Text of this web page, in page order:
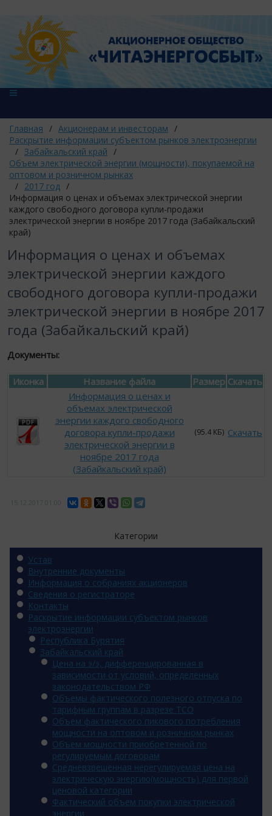
Главная / Акционерам и инвесторам /
Раскрытие информации субъектом рынков электроэнергии
/ Забайкальский край /
Объем электрической энергии (мощности), покупаемой на
оптовом и розничном рынках
/ 2017 год /
Информация о ценах и объемах электрической энергии
каждого свободного договора купли-продажи
электрической энергии в ноябре 2017 года (Забайкальский
край)
Информация о ценах и объемах
электрической энергии каждого
свободного договора купли-продажи
электрической энергии в ноябре 2017
года (Забайкальский край)
Документы:
Иконка Название файла Размер Скачать
Информация о ценах и
объемах электрической
энергии каждого свободного
договора купли-продажи
электрической энергии в
ноябре 2017 года
(Забайкальский край)
(95.4 КБ) Скачать
Категории
Устав
Внутренние документы
Информация о собраниях акционеров
Сведения о регистраторе
Контакты
Раскрытие информации субъектом рынков
электроэнергии
Республика Бурятия
Забайкальский край
Цена на э/э, дифференцированная в
зависимости от условий, определенных
законодательством РФ
Объемы фактического полезного отпуска по
тарифным группам в разрезе ТСО
Объем фактического пикового потребления
мощности на оптовом и розничном рынках
Объем мощности приобретенной по
регулируемым договорам
Средневзвешенная нерегулируемая цена на
электрическую энергию(мощность) для первой
ценовой категории
Фактический объем покупки электрической
энергии